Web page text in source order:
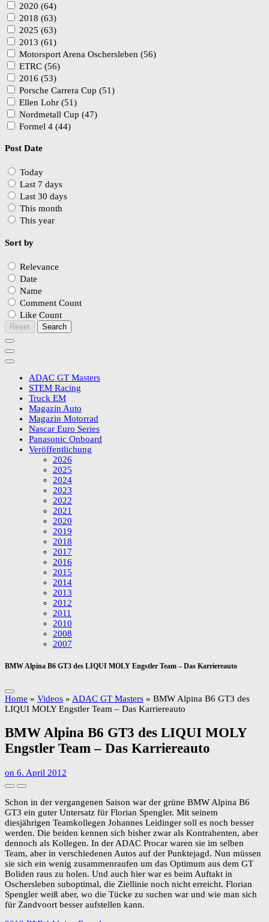
2020 (64)
2018 (63)
2025 (63)
2013 (61)
Motorsport Arena Oschersleben (56)
ETRC (56)
2016 (53)
Porsche Carrera Cup (51)
Ellen Lohr (51)
Nordmetall Cup (47)
Formel 4 (44)
Post Date
Today
Last 7 days
Last 30 days
This month
This year
Sort by
Relevance
Date
Name
Comment Count
Like Count
Reset Search
ADAC GT Masters
STEM Racing
Truck EM
Magazin Auto
Magazin Motorrad
Nascar Euro Series
Panasonic Onboard
Veröffentlichung
2026
2025
2024
2023
2022
2021
2020
2019
2018
2017
2016
2015
2014
2013
2012
2011
2010
2008
2007
BMW Alpina B6 GT3 des LIQUI MOLY Engstler Team – Das Karriereauto
Home » Videos » ADAC GT Masters » BMW Alpina B6 GT3 des
LIQUI MOLY Engstler Team – Das Karriereauto
BMW Alpina B6 GT3 des LIQUI MOLY
Engstler Team – Das Karriereauto
on 6. April 2012
Schon in der vergangenen Saison war der grüne BMW Alpina B6
GT3 ein guter Untersatz für Florian Spengler. Mit seinem
diesjährigen Teamkollegen Johannes Leidinger soll es noch besser
werden. Die beiden kennen sich bisher zwar als Kontrahenten, aber
dennoch als Kollegen. In der ADAC Procar waren sie im selben
Team, aber in verschiedenen Autos auf der Punktejagd. Nun müssen
sie sich ein wenig zusammenraufen um das Optimum aus dem GT
Boliden raus zu holen. Und auch hier war es beim Auftakt in
Oschersleben suboptimal, die Ziellinie noch nicht erreicht. Florian
Spengler weiß aber, wo die Tücke zu suchen war und wie man sich
für Zandvoort besser aufstellen kann.